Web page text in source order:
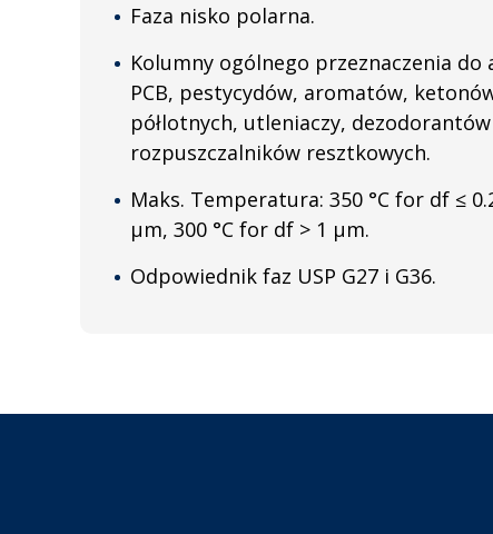
Faza nisko polarna.
Kolumny ogólnego przeznaczenia do
PCB, pestycydów, aromatów,
półlotnych, utleniaczy,
rozpuszczalników resztkowych.
Maks. Temperatura: 350 °C for df ≤
μm, 300 °C for df > 1 μm.
Odpowiednik faz USP G27 i G36.